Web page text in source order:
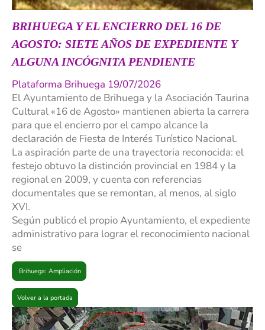
BRIHUEGA Y EL ENCIERRO DEL 16 DE
AGOSTO: SIETE AÑOS DE EXPEDIENTE Y
ALGUNA INCÓGNITA PENDIENTE
Plataforma Brihuega 19/07/2026
El Ayuntamiento de Brihuega y la Asociación Taurina
Cultural «16 de Agosto» mantienen abierta la carrera
para que el encierro por el campo alcance la
declaración de Fiesta de Interés Turístico Nacional.
La aspiración parte de una trayectoria reconocida: el
festejo obtuvo la distinción provincial en 1984 y la
regional en 2009, y cuenta con referencias
documentales que se remontan, al menos, al siglo
XVI.
Según publicó el propio Ayuntamiento, el expediente
administrativo para lograr el reconocimiento nacional
se
Brihuega: Ampliación
Volver a la portada